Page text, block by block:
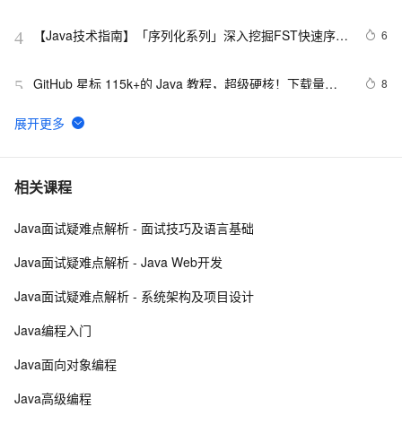
4
【Java技术指南】「序列化系列」深入挖掘FST快速序列
6
5 GitHub 星标 115k+的 Java 教程，超级硬核！下载量突
8
6 营销活动送红包接入说明（Java版）
7 [Java 基础]数组
8 2. Java中的垃圾收集 - GC参考手册
10java 中的多线程   内部类实现 数据共享 和 Runnable实
相关课程
Java面试疑难点解析 - 面试技巧及语言基础
Java面试疑难点解析 - Java Web开发
Java面试疑难点解析 - 系统架构及项目设计
Java编程入门
Java面向对象编程
Java高级编程